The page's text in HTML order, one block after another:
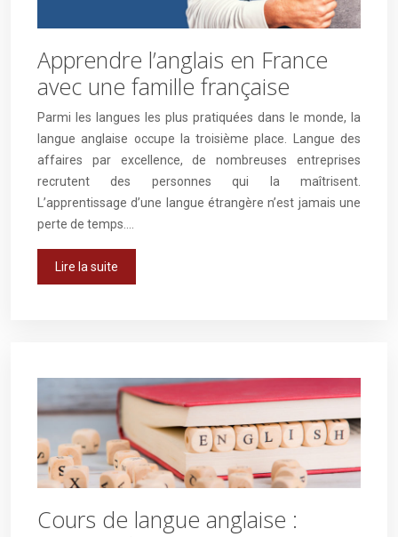
Apprendre l’anglais en France
avec une famille française
Parmi les langues les plus pratiquées dans le monde, la
langue anglaise occupe la troisième place. Langue des
affaires par excellence, de nombreuses entreprises
recrutent des personnes qui la maîtrisent.
L’apprentissage d’une langue étrangère n’est jamais une
perte de temps….
Lire la suite
Cours de langue anglaise :